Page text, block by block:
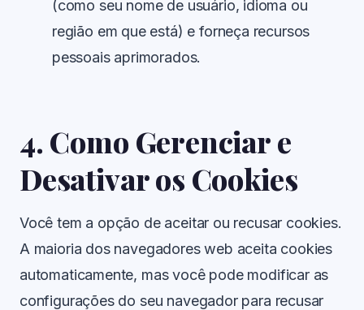
(como seu nome de usuário, idioma ou
região em que está) e forneça recursos
pessoais aprimorados.
4. Como Gerenciar e
Desativar os Cookies
Você tem a opção de aceitar ou recusar cookies.
A maioria dos navegadores web aceita cookies
automaticamente, mas você pode modificar as
configurações do seu navegador para recusar